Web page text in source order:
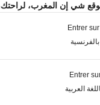
DH89.00
Entrer
Entrer
العربية